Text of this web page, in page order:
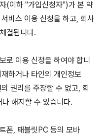
(이하 "가입신청자")가 본 약
비스 이용 신청을 하고, 회사
결됩니다.
로 이용 신청을 하여야 합니
하거나 타인의 개인정보
권리를 주장할 수 없고, 회
해지할 수 있습니다.
폰, 태블릿PC 등의 모바